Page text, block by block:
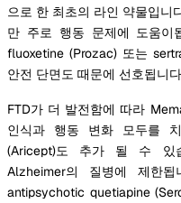
으로 한 최초의 라인 약물입니
만 주로 행동 문제에 도움이
fluoxetine (Prozac) 또는
안전 단면도 때문에 선호됩니
FTD가 더 발전함에 따라
인식과 행동 변화 모두를
(Aricept)도 추가 될 수 있
Alzheimer의 질병에 제한
antipsychotic quetiapine